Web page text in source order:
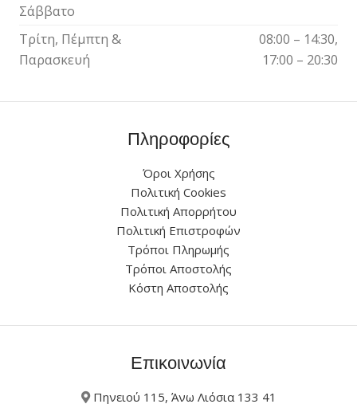
Σάββατο
Τρίτη, Πέμπτη &
Παρασκευή
08:00 – 14:30,
17:00 – 20:30
Πληροφορίες
Όροι Χρήσης
Πολιτική Cookies
Πολιτική Απορρήτου
Πολιτική Επιστροφών
Τρόποι Πληρωμής
Τρόποι Αποστολής
Κόστη Αποστολής
Επικοινωνία
Πηνειού 115, Άνω Λιόσια 133 41